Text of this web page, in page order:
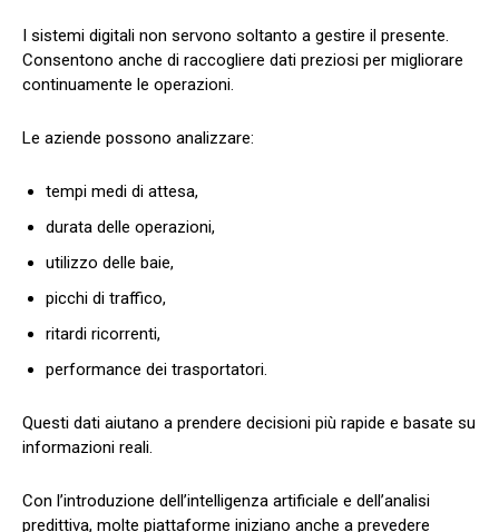
I sistemi digitali non servono soltanto a gestire il presente.
Consentono anche di raccogliere dati preziosi per migliorare
continuamente le operazioni.
Le aziende possono analizzare:
tempi medi di attesa,
durata delle operazioni,
utilizzo delle baie,
picchi di traffico,
ritardi ricorrenti,
performance dei trasportatori.
Questi dati aiutano a prendere decisioni più rapide e basate su
informazioni reali.
Con l’introduzione dell’intelligenza artificiale e dell’analisi
predittiva, molte piattaforme iniziano anche a prevedere